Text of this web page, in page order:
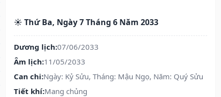
☀️ Thứ Ba, Ngày 7 Tháng 6 Năm 2033
Dương lịch:07/06/2033
Âm lịch:11/05/2033
Can chi:Ngày: Kỷ Sửu, Tháng: Mậu Ngọ, Năm: Quý Sửu
Tiết khí:Mang chủng